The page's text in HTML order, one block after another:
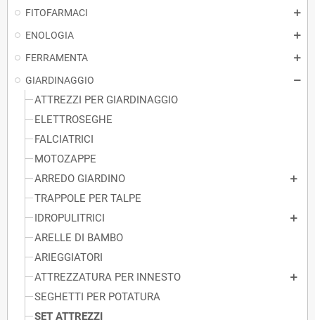
FITOFARMACI
ENOLOGIA
FERRAMENTA
GIARDINAGGIO
ATTREZZI PER GIARDINAGGIO
ELETTROSEGHE
FALCIATRICI
MOTOZAPPE
ARREDO GIARDINO
TRAPPOLE PER TALPE
IDROPULITRICI
ARELLE DI BAMBO
ARIEGGIATORI
ATTREZZATURA PER INNESTO
SEGHETTI PER POTATURA
SET ATTREZZI